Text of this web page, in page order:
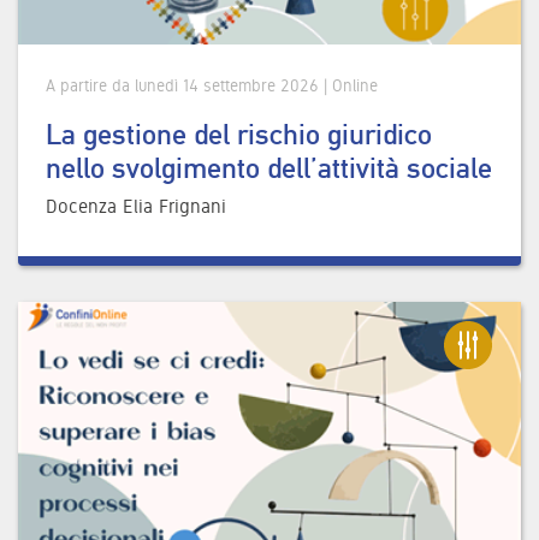
A partire da lunedì 14 settembre 2026 | Online
La gestione del rischio giuridico
nello svolgimento dell’attività sociale
Docenza Elia Frignani